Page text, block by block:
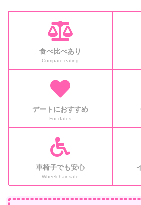
食べ比べあり
Compare eating
デートにおすすめ
For dates
車椅子でも安心
Wheelchair safe